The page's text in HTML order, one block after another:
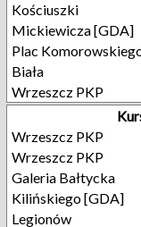
Kościuszki
Mickiewicza [GDA]
Plac
Biała
Wrzeszcz PKP
Wrzeszcz PKP
Wrzeszcz PKP
Galeria Bałtycka
Kilińskiego [GDA]
Legionów